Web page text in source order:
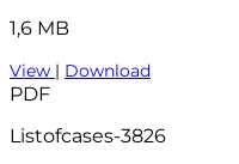
1,6 MB
View | Download
PDF
Listofcases-3826